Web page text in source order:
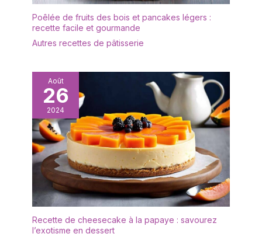
Poêlée de fruits des bois et pancakes légers :
recette facile et gourmande
Autres recettes de pâtisserie
Août
26
2024
Recette de cheesecake à la papaye : savourez
l’exotisme en dessert